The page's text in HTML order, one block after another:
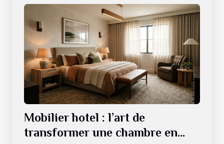
Mobilier hotel : l’art de
transformer une chambre en